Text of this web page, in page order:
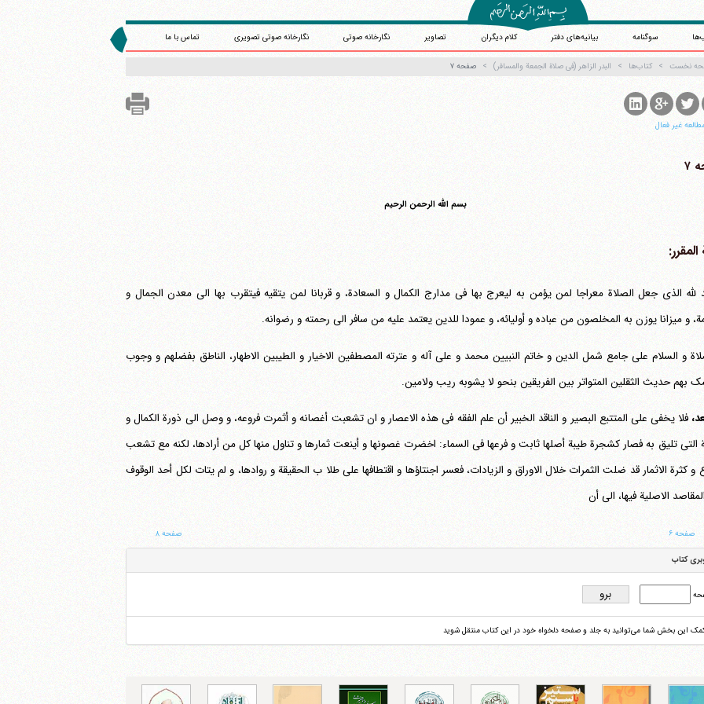
سوگنامه بیانیه‌های دفتر کلام دیگران تصاویر نگارخانه صوتی نگارخانه صوتی تصویری تماس با ما
نخست کتاب‌ها البدر الزاهر (فی صلاة الجمعة والمسافر) صفحه ۷
غیر فعال
۷
بسم الله الرحمن الرحیم
لله الذی جعل الصلاة معراجا لمن یؤمن به لیعرج بها فی مدارج الکمال و السعادة، و قربانا لمن یتقیه فیتقرب بها الی معدن الجمال و
و میزانا یوزن به المخلصون من عباده و أولیائه، و عمودا للدین یعتمد علیه من سافر الی رحمته و رضوانه.
و السلام علی جامع شمل الدین و خاتم النبیین محمد و علی آله و عترته المصطفین الاخیار و الطیبین الاطهار، الناطق بفضلهم و وجوب
بهم حدیث الثقلین المتواتر بین الفریقین بنحو لا یشوبه ریب ولامین.
فلا یخفی علی المتتبع البصیر و الناقد الخبیر أن علم الفقه فی هذه الاعصار و ان تشعبت أغصانه و أثمرت فروعه، و وصل الی ذورة الکمال و
التی تلیق به فصار کشجرة طیبة أصلها ثابت و فرعها فی السماء: اخضرت غصونها و أینعت ثمارها و تناول منها کل من أرادها، لکنه مع تشعب
و کثرة الاثمار قد ضلت الثمرات خلال الاوراق و الزیادات، فعسر اجنتاؤها و اقتطافها علی طلا ب الحقیقة و روادها، و لم یتات لکل أحد الوقوف
الاصلیة فیها، الی أن
صفحه ۶ صفحه ۸
کتاب
این بخش شما می‌توانید به جلد و صفحه دلخواه خود در این کتاب منتقل شوید
تلفن 37740011-25-98+ تا 14
فکس37740015-25-98+